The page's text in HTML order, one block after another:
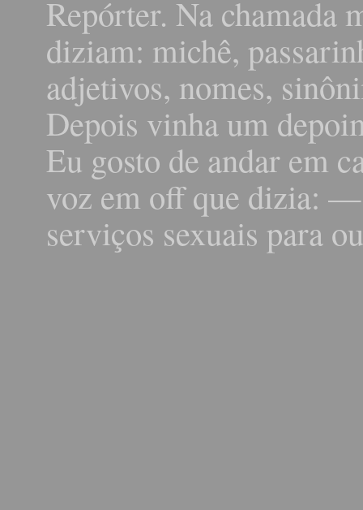
Repórter. Na chamada
diziam: michê,
adjetivos, nomes,
Depois vinha um
Eu gosto de andar em
voz em off que dizia:
serviços sexuais para